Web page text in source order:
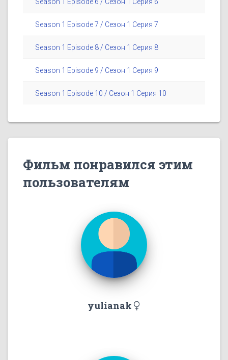
Season 1 Episode 6 / Сезон 1 Серия 6
Season 1 Episode 7 / Сезон 1 Серия 7
Season 1 Episode 8 / Сезон 1 Серия 8
Season 1 Episode 9 / Сезон 1 Серия 9
Season 1 Episode 10 / Сезон 1 Серия 10
Фильм понравился этим
пользователям
yulianak